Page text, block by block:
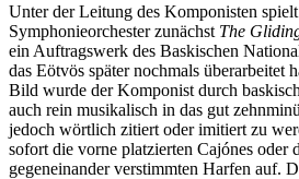
Unter der Leitung des Komponisten
Symphonieorchester zunächst The
ein Auftragswerk des Baskischen
das Eötvös später nochmals überarbeitet
Bild wurde der Komponist durch
auch rein musikalisch in das gut
jedoch wörtlich zitiert oder imitiert zu
sofort die vorne platzierten Cajónes oder
gegeneinander verstimmten Harfen auf.